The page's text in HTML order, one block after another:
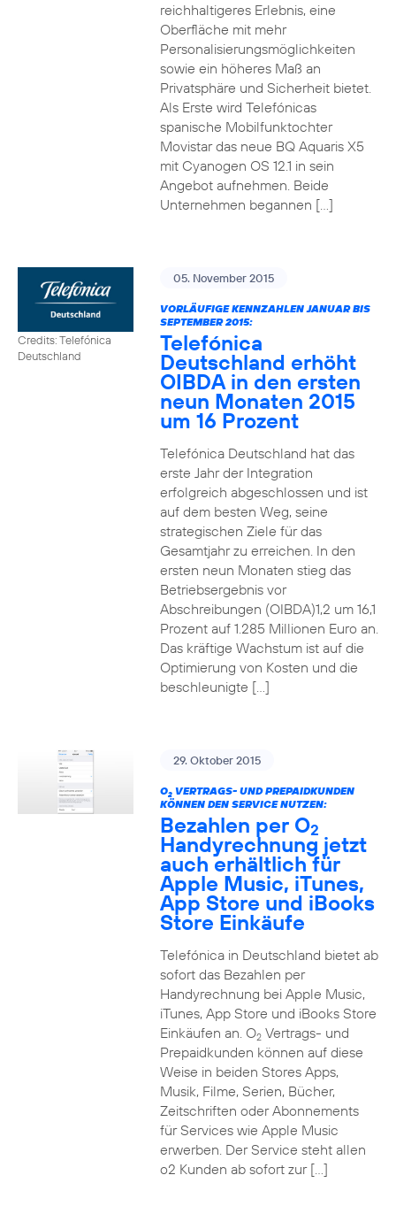
reichhaltigeres Erlebnis, eine
Oberfläche mit mehr
Personalisierungsmöglichkeiten
sowie ein höheres Maß an
Privatsphäre und Sicherheit bietet.
Als Erste wird Telefónicas
spanische Mobilfunktochter
Movistar das neue BQ Aquaris X5
mit Cyanogen OS 12.1 in sein
Angebot aufnehmen. Beide
Unternehmen begannen […]
Credits: Telefónica
Deutschland
05. November 2015
VORLÄUFIGE KENNZAHLEN JANUAR BIS
SEPTEMBER 2015:
Telefónica
Deutschland erhöht
OIBDA in den ersten
neun Monaten 2015
um 16 Prozent
Telefónica Deutschland hat das
erste Jahr der Integration
erfolgreich abgeschlossen und ist
auf dem besten Weg, seine
strategischen Ziele für das
Gesamtjahr zu erreichen. In den
ersten neun Monaten stieg das
Betriebsergebnis vor
Abschreibungen (OIBDA)1,2 um 16,1
Prozent auf 1.285 Millionen Euro an.
Das kräftige Wachstum ist auf die
Optimierung von Kosten und die
beschleunigte […]
29. Oktober 2015
O2VERTRAGS- UND PREPAIDKUNDEN
KÖNNEN DEN SERVICE NUTZEN:
Bezahlen per O2
Handyrechnung jetzt
auch erhältlich für
Apple Music, iTunes,
App Store und iBooks
Store Einkäufe
Telefónica in Deutschland bietet ab
sofort das Bezahlen per
Handyrechnung bei Apple Music,
iTunes, App Store und iBooks Store
Einkäufen an. O2Vertrags- und
Prepaidkunden können auf diese
Weise in beiden Stores Apps,
Musik, Filme, Serien, Bücher,
Zeitschriften oder Abonnements
für Services wie Apple Music
erwerben. Der Service steht allen
o2 Kunden ab sofort zur […]